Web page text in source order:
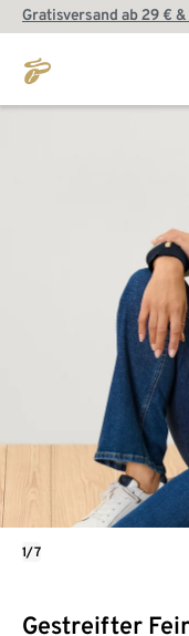
Gratisversand ab 29 €
Gestreifter
1/7